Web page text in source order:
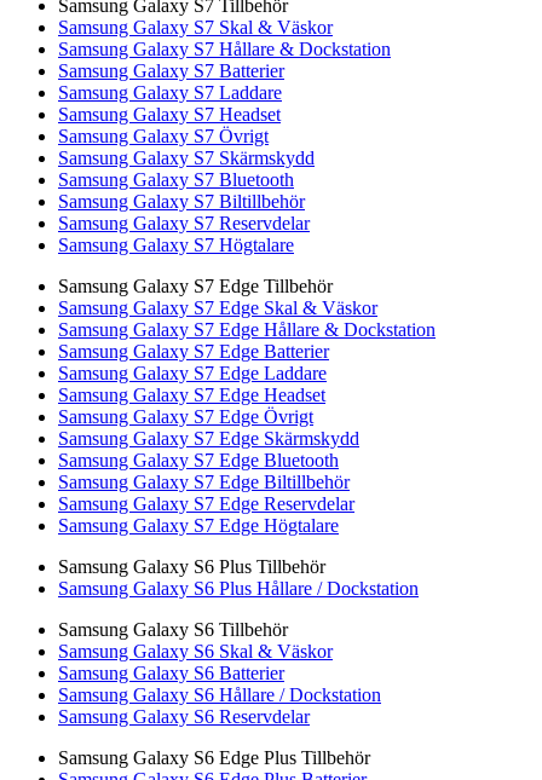
Samsung Galaxy S7 Tillbehör
Samsung Galaxy S7 Skal & Väskor
Samsung Galaxy S7 Hållare & Dockstation
Samsung Galaxy S7 Batterier
Samsung Galaxy S7 Laddare
Samsung Galaxy S7 Headset
Samsung Galaxy S7 Övrigt
Samsung Galaxy S7 Skärmskydd
Samsung Galaxy S7 Bluetooth
Samsung Galaxy S7 Biltillbehör
Samsung Galaxy S7 Reservdelar
Samsung Galaxy S7 Högtalare
Samsung Galaxy S7 Edge Tillbehör
Samsung Galaxy S7 Edge Skal & Väskor
Samsung Galaxy S7 Edge Hållare & Dockstation
Samsung Galaxy S7 Edge Batterier
Samsung Galaxy S7 Edge Laddare
Samsung Galaxy S7 Edge Headset
Samsung Galaxy S7 Edge Övrigt
Samsung Galaxy S7 Edge Skärmskydd
Samsung Galaxy S7 Edge Bluetooth
Samsung Galaxy S7 Edge Biltillbehör
Samsung Galaxy S7 Edge Reservdelar
Samsung Galaxy S7 Edge Högtalare
Samsung Galaxy S6 Plus Tillbehör
Samsung Galaxy S6 Plus Hållare / Dockstation
Samsung Galaxy S6 Tillbehör
Samsung Galaxy S6 Skal & Väskor
Samsung Galaxy S6 Batterier
Samsung Galaxy S6 Hållare / Dockstation
Samsung Galaxy S6 Reservdelar
Samsung Galaxy S6 Edge Plus Tillbehör